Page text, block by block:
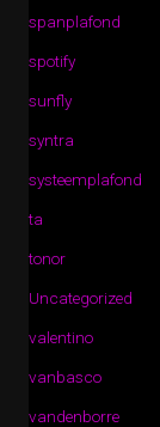
spanplafond
spotify
sunfly
syntra
systeemplafond
ta
tonor
Uncategorized
valentino
vanbasco
vandenborre